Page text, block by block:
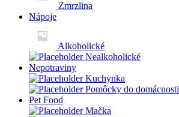
Zmrzlina
Nápoje
Alkoholické
Nealkoholické
Nepotraviny
Kuchynka
Pomôcky do domácnosti
Pet Food
Mačka